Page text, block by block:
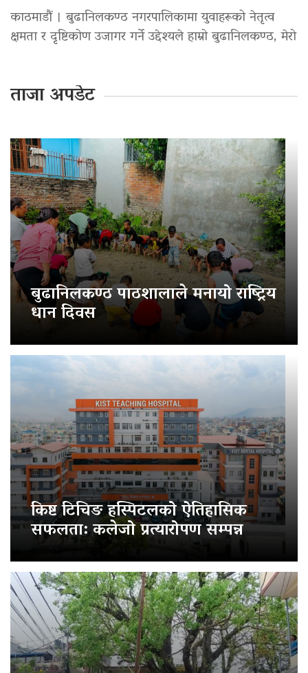
काठमाडौं । बुढानिलकण्ठ नगरपालिकामा युवाहरूको नेतृत्व
क्षमता र दृष्टिकोण उजागर गर्ने उद्देश्यले हाम्रो बुढानिलकण्ठ, मेरो
ताजा अपडेट
बुढानिलकण्ठ पाठशालाले मनायो राष्ट्रिय
धान दिवस
किष्ट टिचिङ हस्पिटलको ऐतिहासिक
सफलता: कलेजो प्रत्यारोपण सम्पन्न